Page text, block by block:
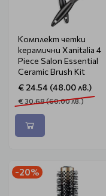
Комплект четки
керамични Xanitalia 4
Piece Salon Essential
Ceramic Brush Kit
€ 24.54 (48.00 лв.)
€ 30.68 (60.00 лв.)
-20%